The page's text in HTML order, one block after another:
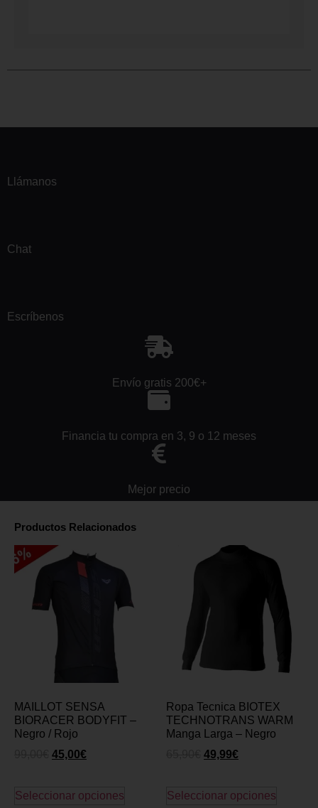
Llámanos
Chat
Escríbenos
Envío gratis 200€+
Financia tu compra en 3, 9 o 12 meses
Mejor precio
Productos Relacionados
MAILLOT SENSA
BIORACER BODYFIT –
Negro / Rojo
45,00€
Seleccionar opciones
Ropa Tecnica BIOTEX
TECHNOTRANS WARM
Manga Larga – Negro
49,99€
Seleccionar opciones